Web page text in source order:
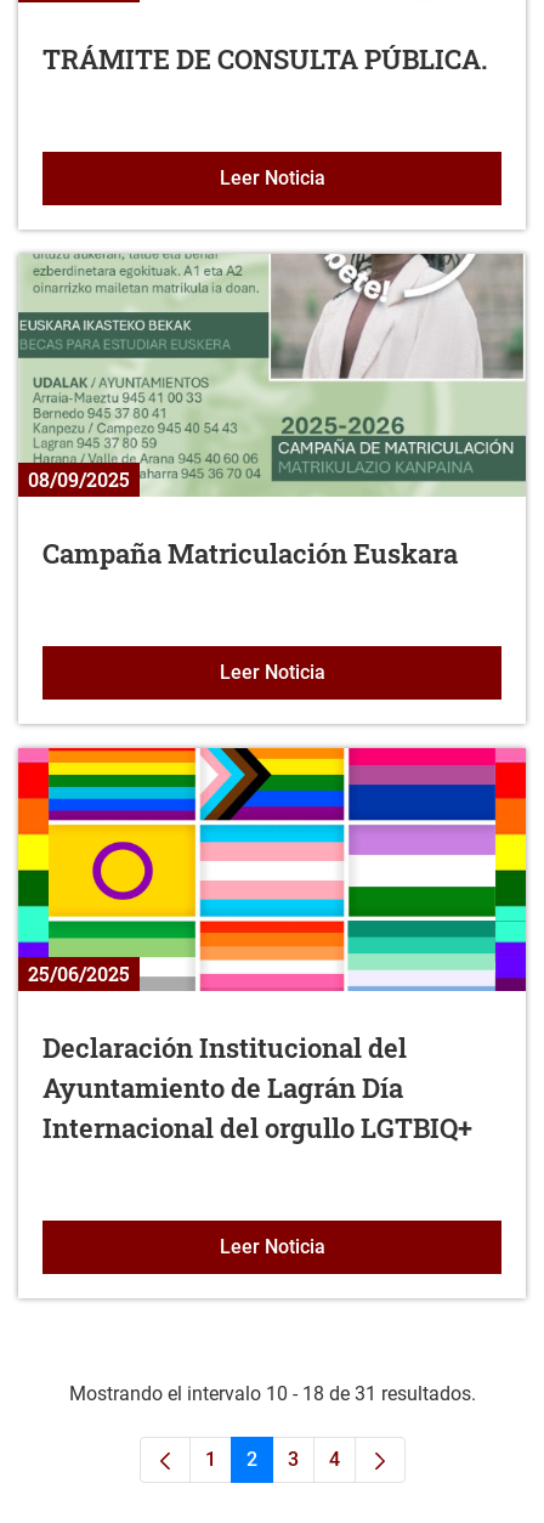
TRÁMITE DE CONSULTA PÚBLICA.
Leer NoticiaTRÁMITE DE CONSULTA
08/09/2025
Campaña Matriculación Euskara
Leer NoticiaCampaña Matriculación
25/06/2025
Declaración Institucional del
Ayuntamiento de Lagrán Día
Internacional del orgullo LGTBIQ+
Leer NoticiaDeclaración
Mostrando el intervalo 10 - 18 de 31 resultados.
Página
1 Página
2 Página
3 Página
4